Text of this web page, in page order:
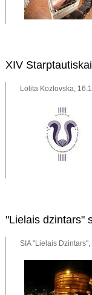
XIV
Lolita Kozlovska,
"Lielais dzintars"
SIA "Lielais